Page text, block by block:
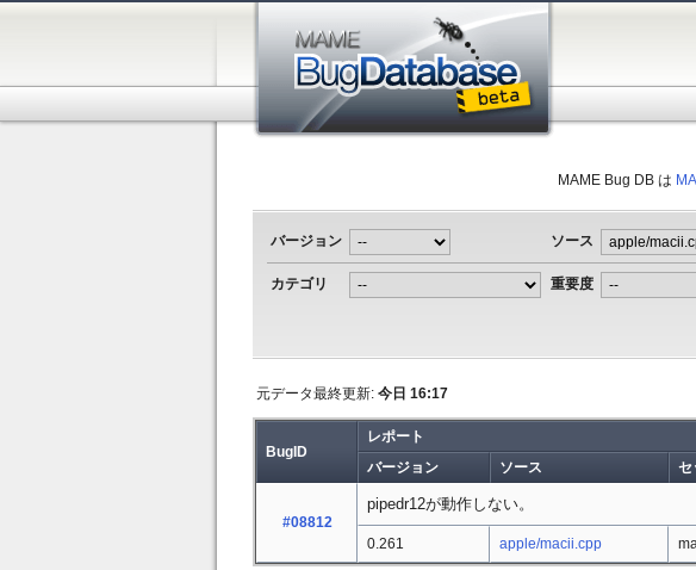
MAME Bug DB は
バージョン ソース
カテゴリ 重要度
元データ最終更新: 今日 16:17
BugID
レポート
バージョン
ソース セ
#08812
pipedr12が動作しない。
0.261 apple/macii.cpp